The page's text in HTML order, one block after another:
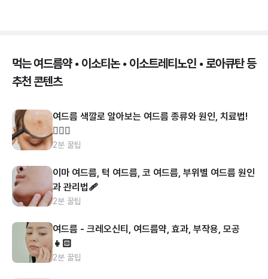
먹는 여드름약 • 이소티논 • 이소트레티노인 • 로아큐탄 등
추천 콘텐츠
여드름 색깔로 알아보는 여드름 종류와 원인, 치료법!
👩🏻‍⚕️
2분 꿀팁
이마 여드름, 턱 여드름, 코 여드름, 부위별 여드름 원인
과 관리법🩹
2분 꿀팁
여드름 - 크레오신티, 여드름약, 효과, 부작용, 모공
👧🏻
2분 꿀팁